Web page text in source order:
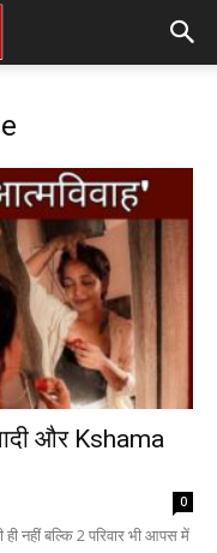
और Kshama
0
नहीं बल्कि 2 परिवार भी आपस में